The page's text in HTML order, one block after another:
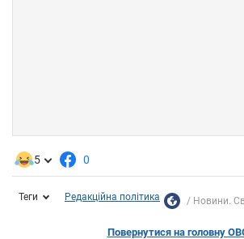
5 0
Теги Редакційна політика Новини.
Повернутися на головну